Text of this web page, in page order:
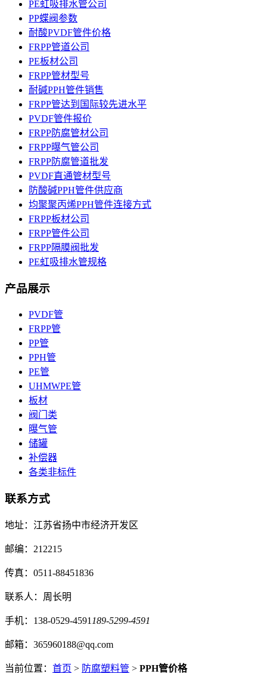
PE虹吸排水管公司
PP蝶阀参数
耐酸PVDF管件价格
FRPP管道公司
PE板材公司
FRPP管材型号
耐碱PPH管件销售
FRPP管达到国际较先进水平
PVDF管件报价
FRPP防腐管材公司
FRPP曝气管公司
FRPP防腐管道批发
PVDF直通管材型号
防酸碱PPH管件供应商
均聚聚丙烯PPH管件连接方式
FRPP板材公司
FRPP管件公司
FRPP隔膜阀批发
PE虹吸排水管规格
产品展示
PVDF管
FRPP管
PP管
PPH管
PE管
UHMWPE管
板材
阀门类
曝气管
储罐
补偿器
各类非标件
联系方式
地址：江苏省扬中市经济开发区
邮编：212215
传真：0511-88451836
联系人：周长明
手机：138-0529-4591 189-5299-4591
邮箱：365960188@qq.com
当前位置： 首页 > 防腐塑料管 > PPH管价格